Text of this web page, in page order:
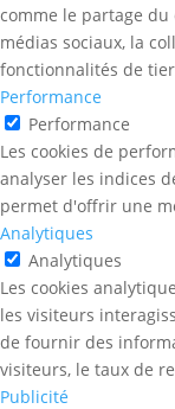
comme le partage
médias sociaux, la
fonctionnalités de
Performance
Performance
Les cookies de
analyser les indices
permet d'offrir une
Analytiques
Analytiques
Les cookies
les visiteurs
de fournir des
visiteurs, le taux de
Publicité